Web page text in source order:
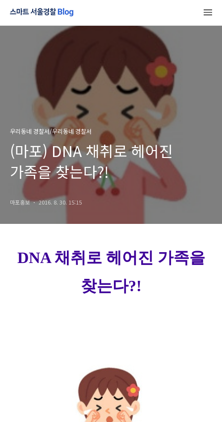
우리동네 경찰서/우리동네 경찰서
(마포) DNA 채취로 헤어진
가족을 찾는다?!
마포홍보 2016. 8. 30. 15:15
DNA채취로 헤어진 가족을
찾는다?!